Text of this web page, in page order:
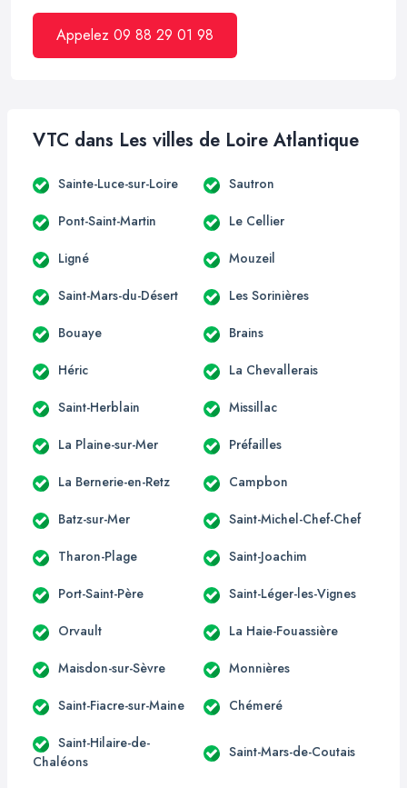
Appelez 09 88 29 01 98
VTC dans Les villes de Loire Atlantique
Sainte-Luce-sur-Loire Sautron
Pont-Saint-Martin Le Cellier
Ligné Mouzeil
Saint-Mars-du-Désert Les Sorinières
Bouaye Brains
Héric La Chevallerais
Saint-Herblain Missillac
La Plaine-sur-Mer Préfailles
La Bernerie-en-Retz Campbon
Batz-sur-Mer Saint-Michel-Chef-Chef
Tharon-Plage Saint-Joachim
Port-Saint-Père Saint-Léger-les-Vignes
Orvault La Haie-Fouassière
Maisdon-sur-Sèvre Monnières
Saint-Fiacre-sur-Maine Chémeré
Saint-Hilaire-de-
Chaléons
Saint-Mars-de-Coutais